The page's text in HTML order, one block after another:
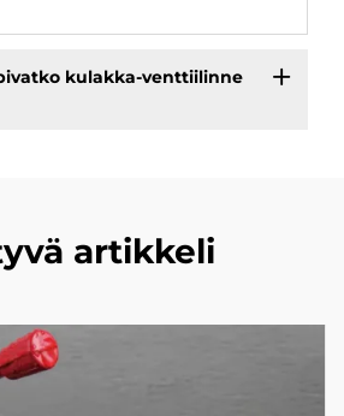
kulakka-venttiilinne
artikkeli